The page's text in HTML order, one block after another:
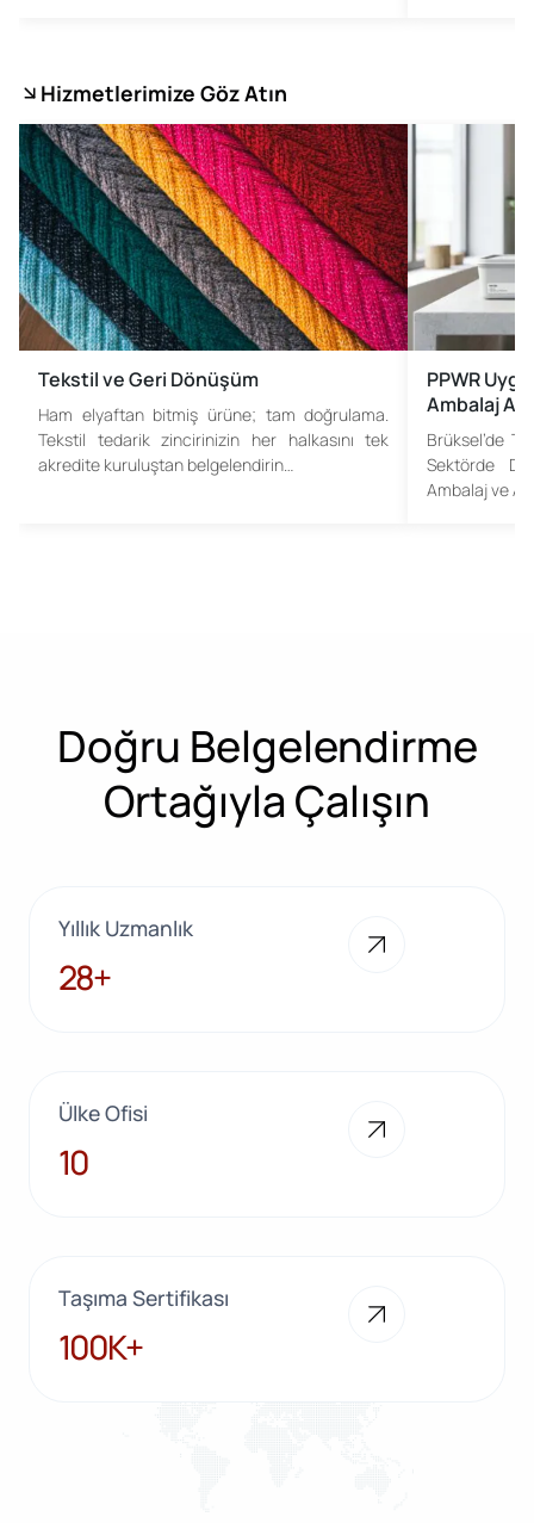
Hizmetlerimize Göz Atın
Tekstil ve Geri Dönüşüm
Ham elyaftan bitmiş ürüne; tam doğrulama.
Tekstil tedarik zincirinizin her halkasını tek
akredite kuruluştan belgelendirin…
PPWR
Ambalaj
Brüksel’de
Sektörde
Ambalaj ve
Doğru Belgelendirme
Ortağıyla Çalışın
Yıllık Uzmanlık
28+
28+
Ülke Ofisi
10
10
Taşıma Sertifikası
100K+
100K+